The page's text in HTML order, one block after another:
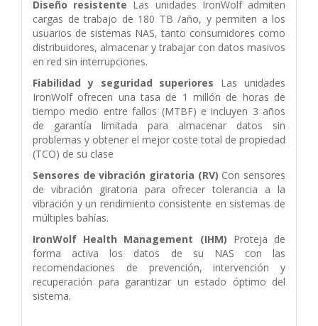
Diseño resistente Las unidades IronWolf admiten
cargas de trabajo de 180 TB /año, y permiten a los
usuarios de sistemas NAS, tanto consumidores como
distribuidores, almacenar y trabajar con datos masivos
en red sin interrupciones.
Fiabilidad y seguridad superiores Las unidades
IronWolf ofrecen una tasa de 1 millón de horas de
tiempo medio entre fallos (MTBF) e incluyen 3 años
de garantía limitada para almacenar datos sin
problemas y obtener el mejor coste total de propiedad
(TCO) de su clase
Sensores de vibración giratoria (RV) Con sensores
de vibración giratoria para ofrecer tolerancia a la
vibración y un rendimiento consistente en sistemas de
múltiples bahías.
IronWolf Health Management (IHM) Proteja de
forma activa los datos de su NAS con las
recomendaciones de prevención, intervención y
recuperación para garantizar un estado óptimo del
sistema.